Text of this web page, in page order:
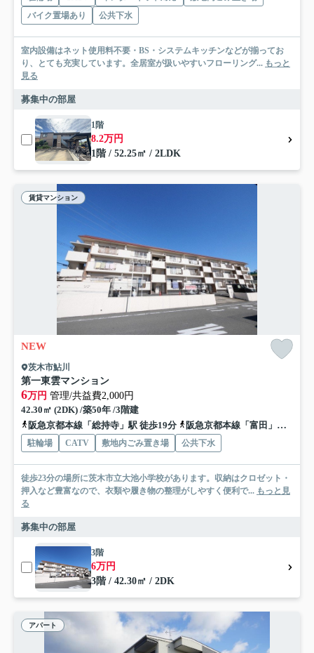
バイク置場あり
公共下水
室内設備はネット使用料不要・BS・システムキッチンなどが揃ってお
り、とても充実しています。全居室が扱いやすいフローリング... もっと
見る
募集中の部屋
1階
8.2万円
1階 / 52.25㎡ / 2LDK
賃貸マンション
NEW
茨木市鮎川
第一東雲マンション
6万円 管理/共益費2,000円
42.30㎡ (2DK) /築50年 /3階建
阪急京都本線「総持寺」駅 徒歩19分
阪急京都本線「富田」駅 徒歩25分
駐輪場 CATV 敷地内ごみ置き場 公共下水
徒歩23分の場所に茨木市立大池小学校があります。収納はクロゼット・
押入など豊富なので、衣類や履き物の整理がしやすく便利で... もっと見
る
募集中の部屋
3階
6万円
3階 / 42.30㎡ / 2DK
アパート